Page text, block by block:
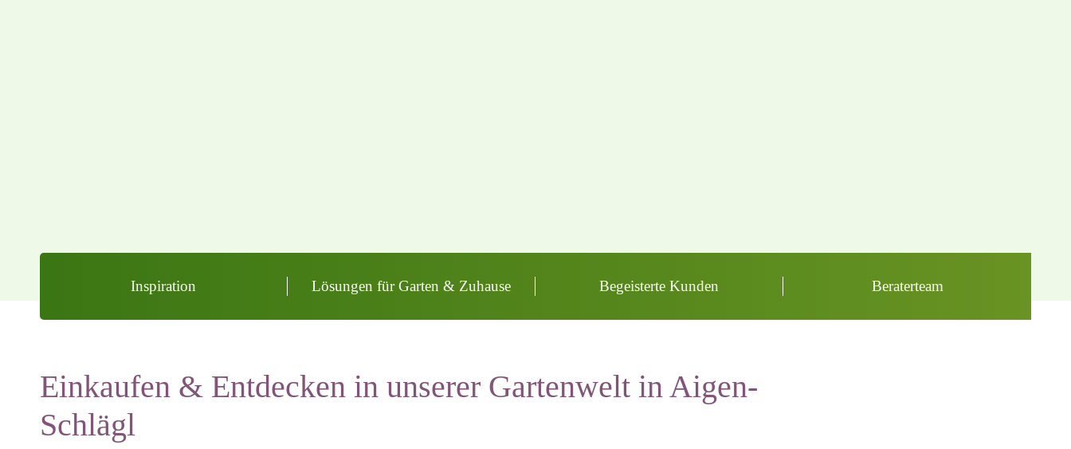
Inspiration Lösungen für Garten & Zuhause Begeisterte Kunden Beraterteam
Einkaufen & Entdecken in unserer Gartenwelt in Aigen-
Schlägl